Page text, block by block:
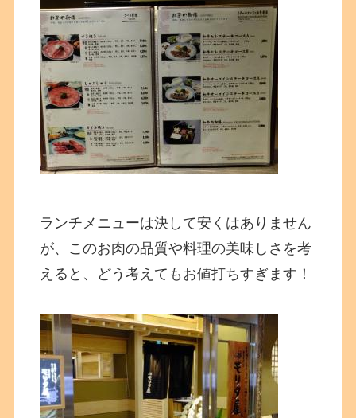
ランチメニューは決して安くはありません
が、このお肉の品質や料理の美味しさを考
えると、どう考えてもお値打ちすぎます！